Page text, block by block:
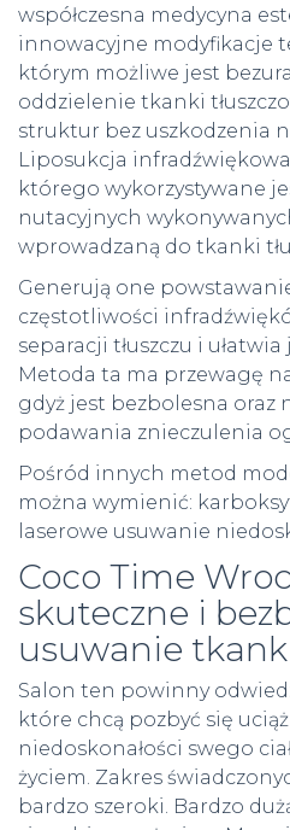
współczesna medycyna
innowacyjne modyfikacje
którym możliwe jest
oddzielenie tkanki
struktur bez uszkodzenia
Liposukcja
którego wykorzystywane
nutacyjnych
wprowadzaną do tkanki
Generują one
częstotliwości
separacji tłuszczu i
Metoda ta ma przewagę
gdyż jest bezbolesna oraz
podawania znieczulenia
Pośród innych metod
można wymienić:
laserowe usuwanie
Coco Time
skuteczne i
usuwanie
Salon ten powinny
które chcą pozbyć się
niedoskonałości swego
życiem. Zakres
bardzo szeroki. Bardzo